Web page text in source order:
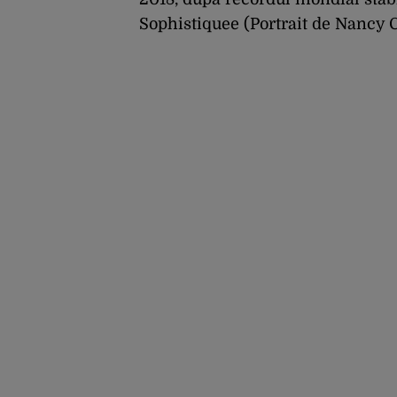
Sophistiquee (Portrait de Nancy